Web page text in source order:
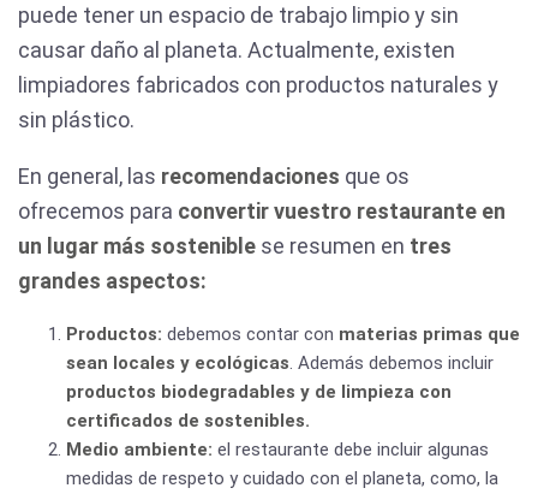
puede tener un espacio de trabajo limpio y sin
causar daño al planeta. Actualmente, existen
limpiadores fabricados con productos naturales y
sin plástico.
En general, las recomendaciones que os
ofrecemos para convertir vuestro restaurante en
un lugar más sostenible se resumen en tres
grandes aspectos:
Productos: debemos contar con materias primas que
sean locales y ecológicas. Además debemos incluir
productos biodegradables y de limpieza con
certificados de sostenibles.
Medio ambiente: el restaurante debe incluir algunas
medidas de respeto y cuidado con el planeta, como, la